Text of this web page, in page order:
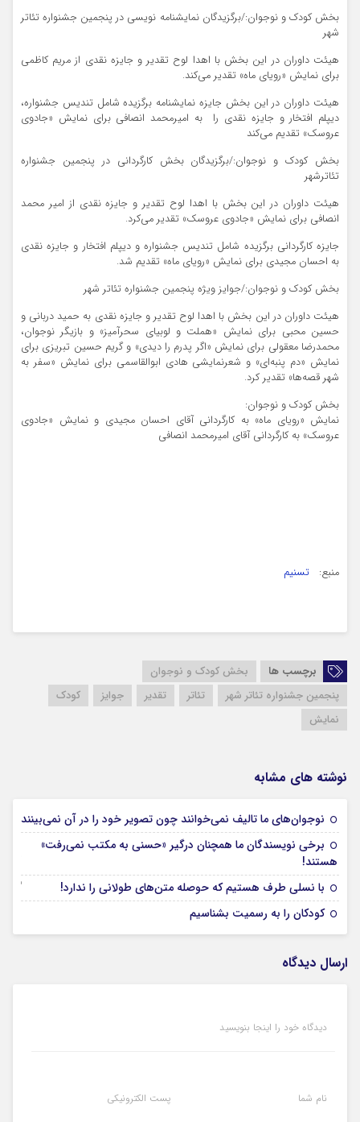
بخش کودک و نوجوان:/برگزیدگان نمایشنامه نویسی در پنجمین جشنواره تئاتر
شهر
هیئت داوران در این بخش با اهدا لوح تقدیر و جایزه نقدی از مریم کاظمی
برای نمایش «رویای ماه» تقدیر می‌کند.
هیئت داوران در این بخش جایزه نمایشنامه برگزیده شامل تندیس جشنواره،
دیپلم افتخار و جایزه نقدی را به امیرمحمد انصافی برای نمایش «جادوی
عروسک» تقدیم می‌کند
بخش کودک و نوجوان:/برگزیدگان بخش کارگردانی در پنجمین جشنواره
تئاترشهر
هیئت داوران در این بخش با اهدا لوح تقدیر و جایزه نقدی از امیر محمد
انصافی برای نمایش «جادوی عروسک» تقدیر می‌کرد.
جایزه کارگردانی برگزیده شامل تندیس جشنواره و دیپلم افتخار و جایزه نقدی
به احسان مجیدی برای نمایش «رویای ماه» تقدیم شد.
بخش کودک و نوجوان:/جوایز ویژه پنجمین جشنواره تئاتر شهر
هیئت داوران در این بخش با اهدا لوح تقدیر و جایزه نقدی به حمید دربانی و
حسین محبی برای نمایش «هملت و لوبیای سحرآمیز» و بازیگر نوجوان،
محمدرضا معقولی برای نمایش «اگر پدرم را دیدی» و گریم حسین تبریزی برای
نمایش «دم پنبه‌ای» و شعرنمایشی هادی ابوالقاسمی برای نمایش «سفر به
شهر قصه‌‌ها» تقدیر کرد.
بخش کودک و نوجوان:
نمایش «رویای ماه» به کارگردانی آقای احسان مجیدی و نمایش «جادوی
عروسک» به کارگردانی آقای امیرمحمد انصافی
منبع: تسنیم
برچسب ها
بخش کودک و نوجوان
پنجمین جشنواره تئاتر شهر
تئاتر تقدیر جوایز
کودک
نمایش
نوشته های مشابه
نوجوان‌های ما تالیف نمی‌خوانند چون تصویر خود را در آن نمی‌بینند
برخی نویسندگان ما همچنان درگیر «حسنی به مکتب نمی‌رفت»
هستند!
با نسلی طرف هستیم که حوصله متن‌های طولانی را ندارد! 03 آوریل 2025
کودکان را به رسمیت بشناسیم
ارسال دیدگاه
دیدگاه خود را اینجا بنویسید
نام شما پست الکترونیکی